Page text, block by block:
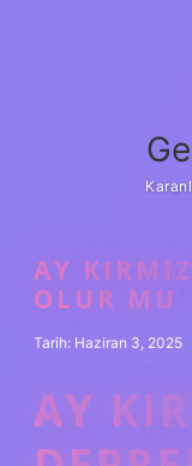
AY
OLUR MU
Tarih: Haziran 3, 2025
AY